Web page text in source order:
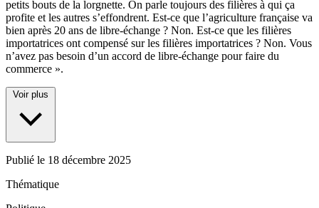
petits bouts de la lorgnette. On parle toujours des filières à qui ça
profite et les autres s’effondrent. Est-ce que l’agriculture française va
bien après 20 ans de libre-échange ? Non. Est-ce que les filières
importatrices ont compensé sur les filières importatrices ? Non. Vous
n’avez pas besoin d’un accord de libre-échange pour faire du
commerce ».
Voir plus
Publié le 18 décembre 2025
Thématique